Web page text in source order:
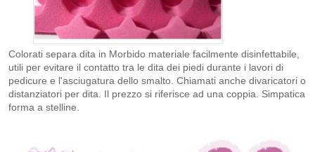
Colorati separa dita in Morbido materiale facilmente disinfettabile,
utili per evitare il contatto tra le dita dei piedi durante i lavori di
pedicure e l'asciugatura dello smalto. Chiamati anche divaricatori o
distanziatori per dita. Il prezzo si riferisce ad una coppia. Simpatica
forma a stelline.